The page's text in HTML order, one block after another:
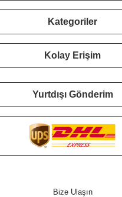
Kategoriler
Kolay Erişim
Yurtdışı Gönderim
Bize Ulaşın